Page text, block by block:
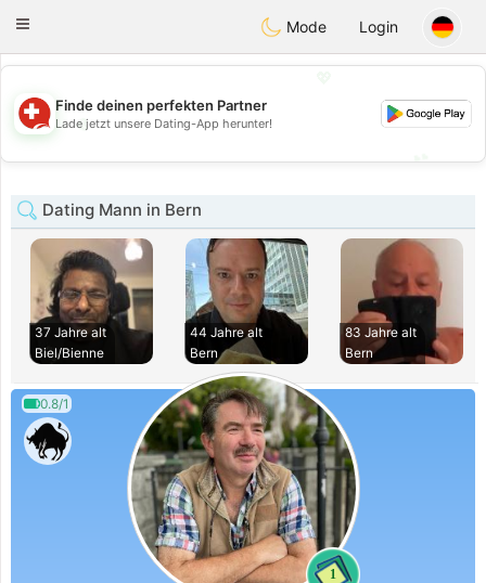
Suissi
Toggle
Mode Login
💖
💕
Finde deinen perfekten Partner
Lade jetzt unsere Dating-App herunter!
Dating Mann in Bern
37 Jahre alt
Biel/Bienne
44 Jahre alt
Bern
83 Jahre alt
Bern
0.8/1
1